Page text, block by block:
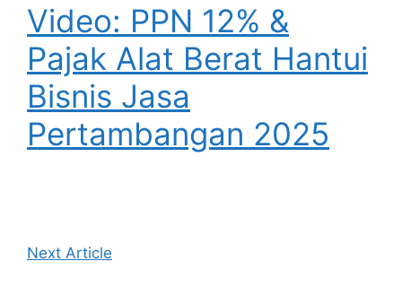
Video: PPN 12% &
Pajak Alat Berat Hantui
Bisnis Jasa
Pertambangan 2025
Next Article